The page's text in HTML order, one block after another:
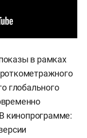
в рамках
глобального
кинопрограмме: